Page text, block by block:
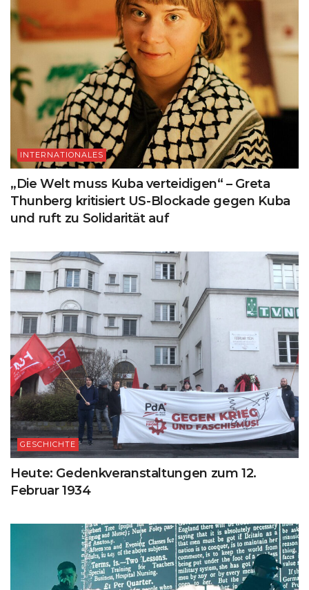
INTERNATIONALES
„Die Welt muss Kuba verteidigen“ – Greta
Thunberg kritisiert US-Blockade gegen Kuba
und ruft zu Solidarität auf
GESCHICHTE
Heute: Gedenkveranstaltungen zum 12.
Februar 1934